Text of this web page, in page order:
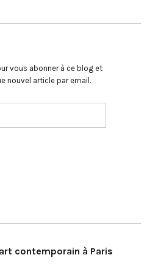
vous abonner à ce blog et
nouvel article par email.
contemporain à Paris